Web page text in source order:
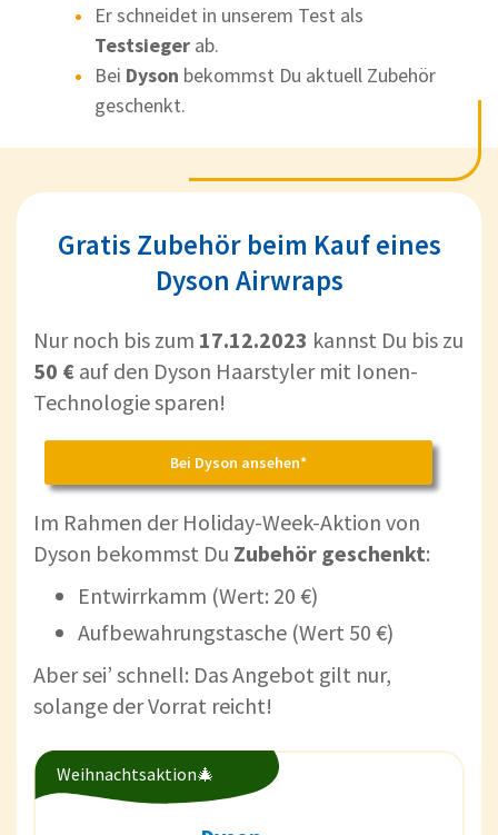
Er schneidet in unserem Test als
Testsieger ab.
Bei Dyson bekommst Du aktuell Zubehör
geschenkt.
Gratis Zubehör beim Kauf eines
Dyson Airwraps
Nur noch bis zum 17.12.2023 kannst Du bis zu
50 € auf den Dyson Haarstyler mit Ionen-
Technologie sparen!
Bei Dyson ansehen*
Im Rahmen der Holiday-Week-Aktion von
Dyson bekommst Du Zubehör geschenkt:
Entwirrkamm (Wert: 20 €)
Aufbewahrungstasche (Wert 50 €)
Aber sei’ schnell: Das Angebot gilt nur,
solange der Vorrat reicht!
Weihnachtsaktion🎄